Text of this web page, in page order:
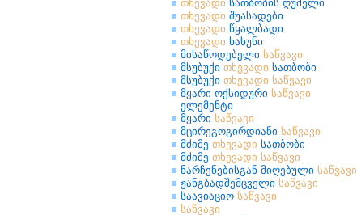
თხევადი სათბობის ღუმელი
თხევადი შუასადები
თხევადი წყალბადი
თხევადი ხახუნი
მისაწოდებელი საწვავი
მსუბუქი თხევადი სათბობი
მსუბუქი თხევადი საწვავი
მყარი ოქსიდური საწვავი
ელემენტი
მყარი საწვავი
მცირეგოგირდიანი საწვავი
მძიმე თხევადი სათბობი
მძიმე თხევადი საწვავი
ნარჩენებისგან მიღებული საწვავი
ჟანგბადშემცველი საწვავი
საავიაციო საწვავი
საწვავი